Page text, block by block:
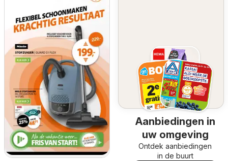
Aanbiedingen in
uw omgeving
Ontdek aanbiedingen
in de buurt